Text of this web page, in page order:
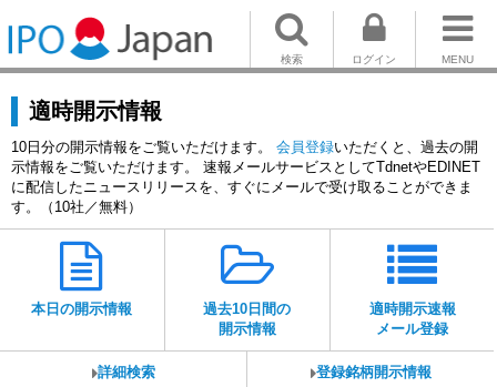
MENU
ログイン
検索
適時開示情報
10日分の開示情報をご覧いただけます。 会員登録いただくと、過去の開
示情報をご覧いただけます。 速報メールサービスとしてTdnetやEDINET
に配信したニュースリリースを、すぐにメールで受け取ることができま
す。（10社／無料）
本日の開示情報
過去10日間の
開示情報
適時開示速報
メール登録
詳細検索 登録銘柄開示情報